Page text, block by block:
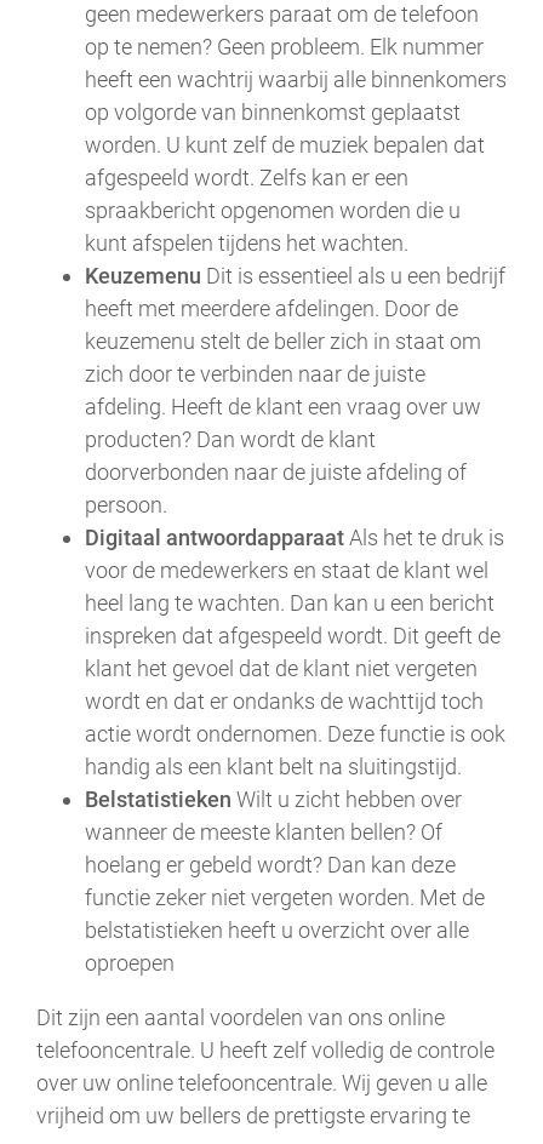
geen medewerkers paraat om de telefoon
op te nemen? Geen probleem. Elk nummer
heeft een wachtrij waarbij alle binnenkomers
op volgorde van binnenkomst geplaatst
worden. U kunt zelf de muziek bepalen dat
afgespeeld wordt. Zelfs kan er een
spraakbericht opgenomen worden die u
kunt afspelen tijdens het wachten.
Keuzemenu Dit is essentieel als u een bedrijf
heeft met meerdere afdelingen. Door de
keuzemenu stelt de beller zich in staat om
zich door te verbinden naar de juiste
afdeling. Heeft de klant een vraag over uw
producten? Dan wordt de klant
doorverbonden naar de juiste afdeling of
persoon.
Digitaal antwoordapparaatAls het te druk is
voor de medewerkers en staat de klant wel
heel lang te wachten. Dan kan u een bericht
inspreken dat afgespeeld wordt. Dit geeft de
klant het gevoel dat de klant niet vergeten
wordt en dat er ondanks de wachttijd toch
actie wordt ondernomen. Deze functie is ook
handig als een klant belt na sluitingstijd.
Belstatistieken Wilt u zicht hebben over
wanneer de meeste klanten bellen? Of
hoelang er gebeld wordt? Dan kan deze
functie zeker niet vergeten worden. Met de
belstatistieken heeft u overzicht over alle
oproepen
Dit zijn een aantal voordelen van ons online
telefooncentrale. U heeft zelf volledig de controle
over uw online telefooncentrale. Wij geven u alle
vrijheid om uw bellers de prettigste ervaring te